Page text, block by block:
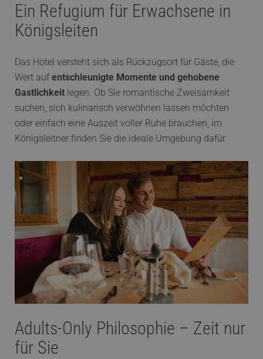
Ein Refugium für Erwachsene in
Königsleiten
Das Hotel versteht sich als Rückzugsort für Gäste, die
Wert aufentschleunigte Momente und gehobene
Gastlichkeit legen. Ob Sie romantische Zweisamkeit
suchen, sich kulinarisch verwöhnen lassen möchten
oder einfach eine Auszeit voller Ruhe brauchen, im
Königsleitner finden Sie die ideale Umgebung dafür.
Adults-Only Philosophie – Zeit nur
für Sie